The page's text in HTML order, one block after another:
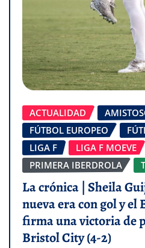
ACTUALIDAD
FÚTBOL EUROPEO
LIGA F
LIGA F MOEVE
PRIMERA IBERDROLA
La crónica | Sheila
nueva era con gol y el
firma una victoria de
Bristol City (4-2)